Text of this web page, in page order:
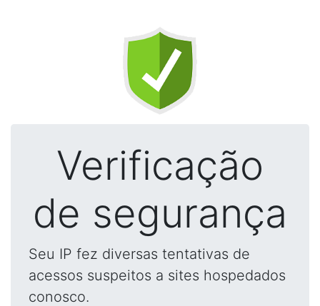
Verificação
de segurança
Seu IP fez diversas tentativas de
acessos suspeitos a sites hospedados
conosco.